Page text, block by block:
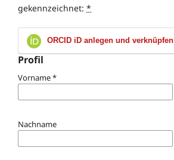
gekennzeichnet: *
ORCID iD anlegen und verknüpfen
Profil
Vorname*
Nachname